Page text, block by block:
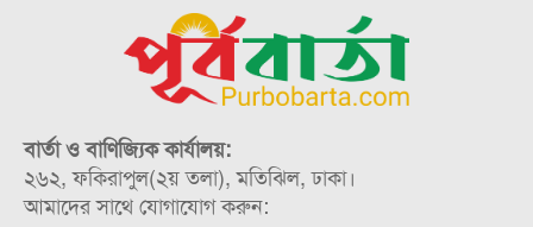
বার্তা ও বাণিজ্যিক কার্যালয়:
২৬২, ফকিরাপুল(২য় তলা), মতিঝিল, ঢাকা।
আমাদের সাথে যোগাযোগ করুন: